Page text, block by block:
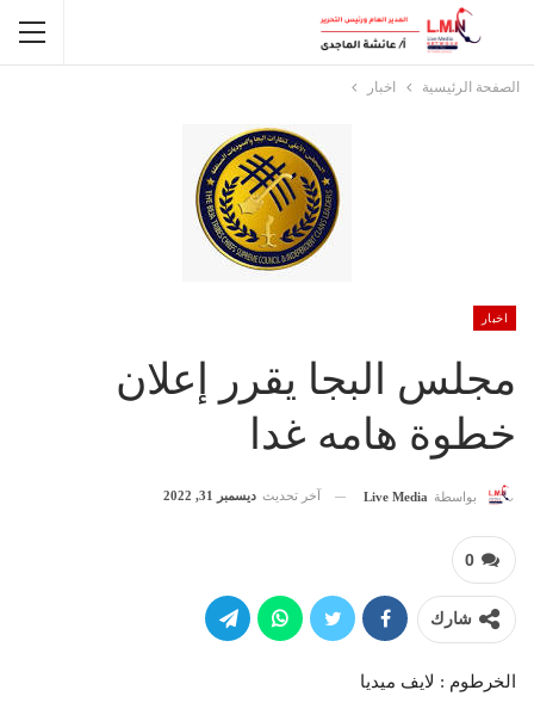
الصفحة الرئيسية اخبار
اخبار
مجلس البجا يقرر إعلان
خطوة هامه غدا
بواسطة Live Media آخر تحديث ديسمبر 31, 2022
0
شارك
الخرطوم : لايف ميديا